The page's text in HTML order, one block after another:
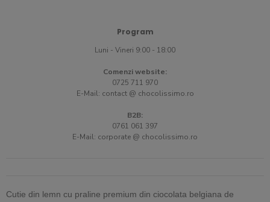
Program
Luni - Vineri 9:00 - 18:00
Comenzi website:
0725 711 970
E-Mail: contact @ chocolissimo.ro
B2B:
0761 061 397
E-Mail: corporate @ chocolissimo.ro
Cutie din lemn cu praline premium din ciocolata belgiana de